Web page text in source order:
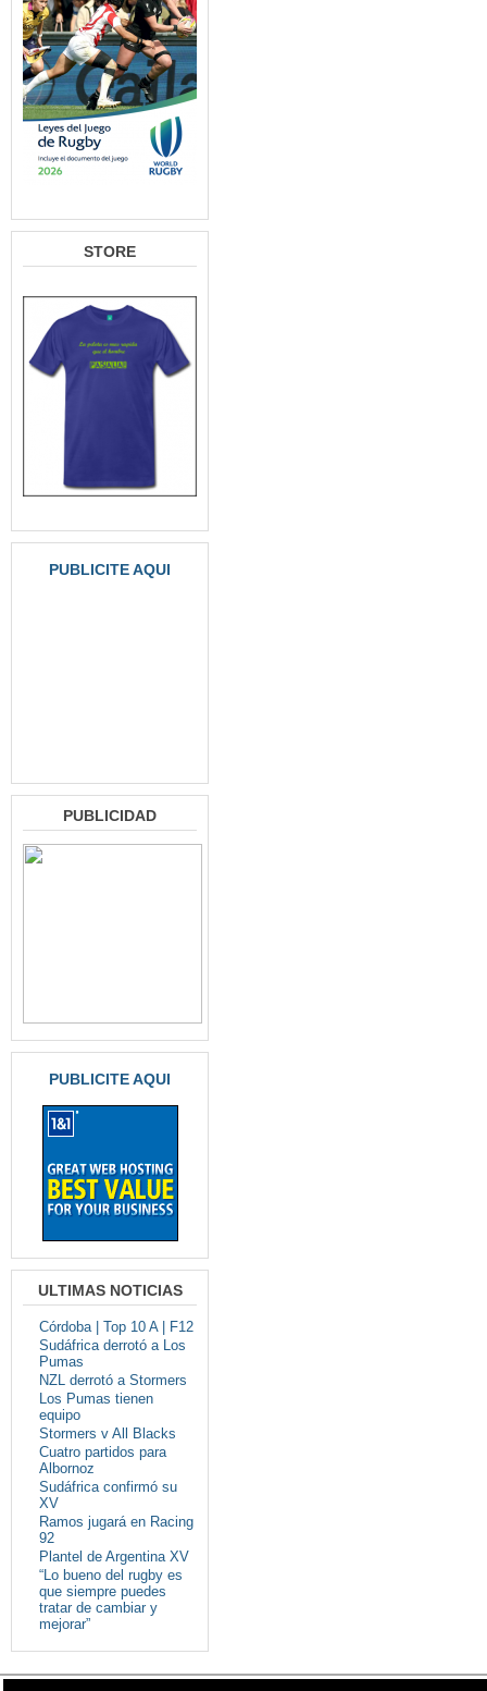
STORE
PUBLICITE AQUI
PUBLICIDAD
PUBLICITE AQUI
ULTIMAS NOTICIAS
Córdoba | Top 10 A | F12
Sudáfrica derrotó a Los
Pumas
NZL derrotó a Stormers
Los Pumas tienen
equipo
Stormers v All Blacks
Cuatro partidos para
Albornoz
Sudáfrica confirmó su
XV
Ramos jugará en Racing
92
Plantel de Argentina XV
“Lo bueno del rugby es
que siempre puedes
tratar de cambiar y
mejorar”